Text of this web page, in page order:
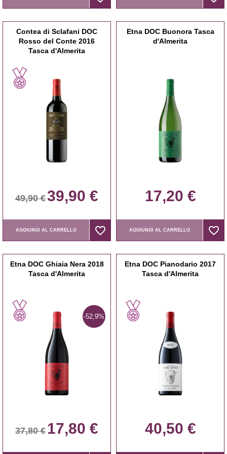
Contea di Sclafani DOC
Rosso del Conte 2016
Tasca d'Almerita
49,90 €39,90 €
AGGIUNGI AL CARRELLO favorite_border
favorite_border
Etna DOC Buonora Tasca
d'Almerita
17,20 €
AGGIUNGI AL CARRELLO favorite_border
favorite_border
Etna DOC Ghiaia Nera 2018
Tasca d'Almerita
-52,9%
37,80 € 17,80 €
Etna DOC Pianodario 2017
Tasca d'Almerita
40,50 €